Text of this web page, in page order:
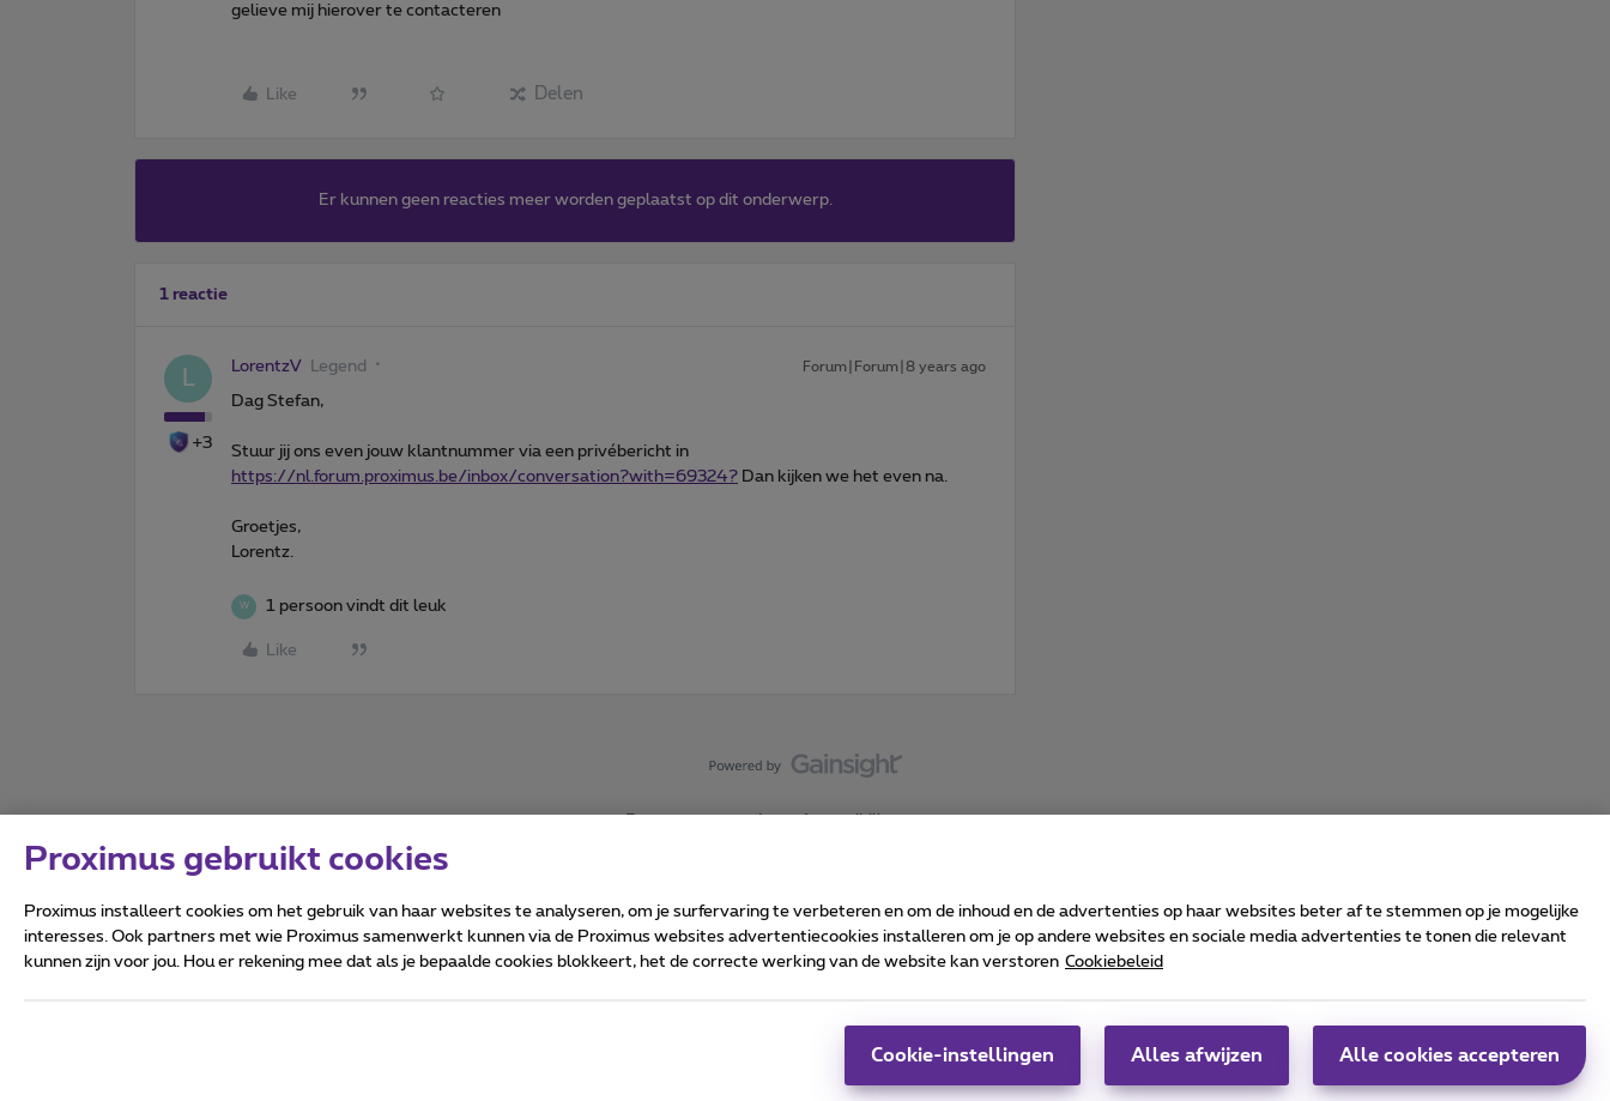
gelieve mij hierover te contacteren
Like Delen
Er kunnen geen reacties meer worden geplaatst op dit onderwerp.
1 reactie
L
+3
LorentzV Legend Forum|Forum|8 years ago
Dag Stefan,
Stuur jij ons even jouw klantnummer via een privébericht in
https://nl.forum.proximus.be/inbox/conversation?with=69324? Dan kijken we het even na.
Groetjes,
Lorentz.
W 1 persoon vindt dit leuk
Like
Forumvoorwaarden Accessibility statement
Alle rechten voorbehouden. ©2026Proximus
Carrier & Wholesale Solutions
Proximus Group
| Telindus
Proximus gebruikt cookies
Proximus installeert cookies om het gebruik van haar websites te analyseren, om je surfervaring te verbeteren en om de inhoud en de advertenties op haar websites beter af te stemmen op je mogelijke
interesses. Ook partners met wie Proximus samenwerkt kunnen via de Proximus websites advertentiecookies installeren om je op andere websites en sociale media advertenties te tonen die relevant
kunnen zijn voor jou. Hou er rekening mee dat als je bepaalde cookies blokkeert, het de correcte werking van de website kan verstoren Cookiebeleid
Cookie-instellingen Alles afwijzen Alle cookies accepteren